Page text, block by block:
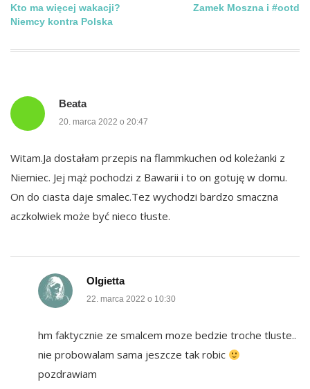
Nawigacja
wpisu
Kto ma więcej wakacji?
Niemcy kontra Polska
Zamek Moszna i #ootd
Beata
20. marca 2022 o 20:47
Witam.Ja dostałam przepis na flammkuchen od koleżanki z
Niemiec. Jej mąż pochodzi z Bawarii i to on gotuję w domu.
On do ciasta daje smalec.Tez wychodzi bardzo smaczna
aczkolwiek może być nieco tłuste.
Olgietta
22. marca 2022 o 10:30
hm faktycznie ze smalcem moze bedzie troche tluste..
nie probowalam sama jeszcze tak robic
pozdrawiam